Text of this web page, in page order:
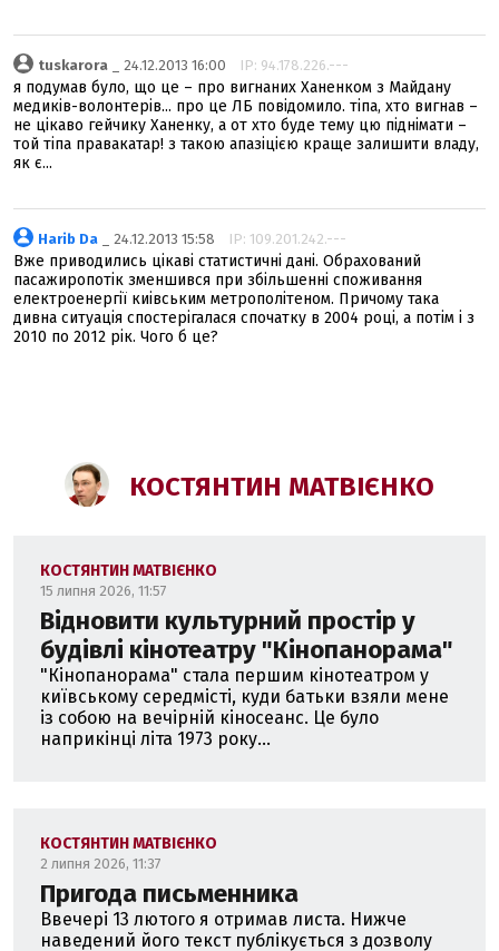
tuskarora _ 24.12.2013 16:00 IP: 94.178.226.---
я подумав було, що це – про вигнаних Ханенком з Майдану
медиків-волонтерів... про це ЛБ повідомило. тіпа, хто вигнав –
не цікаво гейчику Ханенку, а от хто буде тему цю піднімати –
той тіпа правакатар! з такою апазіцією краще залишити владу,
як є...
Harib Da _ 24.12.2013 15:58 IP: 109.201.242.---
Вже приводились цікаві статистичні дані. Обрахований
пасажиропотік зменшився при збільшенні споживання
електроенергії киівським метрополітеном. Причому така
дивна ситуація спостерігалася спочатку в 2004 році, а потім і з
2010 по 2012 рік. Чого б це?
КОСТЯНТИН МАТВІЄНКО
КОСТЯНТИН МАТВІЄНКО
15 липня 2026, 11:57
Відновити культурний простір у
будівлі кінотеатру "Кінопанорама"
"Кінопанорама" стала першим кінотеатром у
київському середмісті, куди батьки взяли мене
із собою на вечірній кіносеанс. Це було
наприкінці літа 1973 року...
КОСТЯНТИН МАТВІЄНКО
2 липня 2026, 11:37
Пригода письменника
Ввечері 13 лютого я отримав листа. Нижче
наведений його текст публікується з дозволу